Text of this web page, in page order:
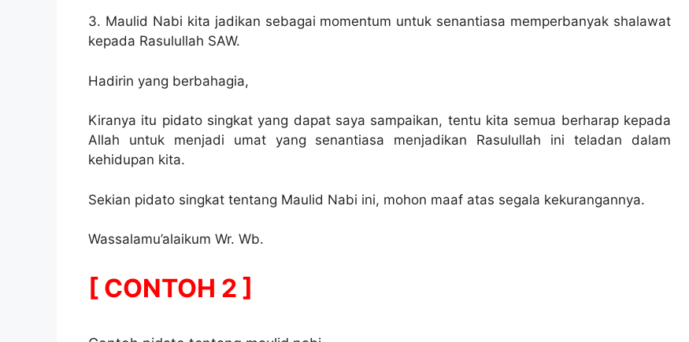
3. Maulid Nabi kita jadikan sebagai momentum untuk senantiasa memperbanyak shalawat
kepada Rasulullah SAW.
Hadirin yang berbahagia,
Kiranya itu pidato singkat yang dapat saya sampaikan, tentu kita semua berharap kepada
Allah untuk menjadi umat yang senantiasa menjadikan Rasulullah ini teladan dalam
kehidupan kita.
Sekian pidato singkat tentang Maulid Nabi ini, mohon maaf atas segala kekurangannya.
Wassalamu’alaikum Wr. Wb.
[ CONTOH 2 ]